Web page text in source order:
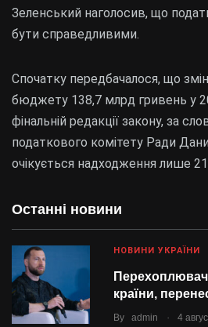
Останні новини
НОВИНИ УКРАЇНИ
країни,
By admin . 4
Зеленський наголосив, що
бути справедливими.
Спочатку передбачалося, що
бюджету 138,7 млрд гривень у
фінальній редакції закону, за
податкового комітету Ради
очікується надходження лише